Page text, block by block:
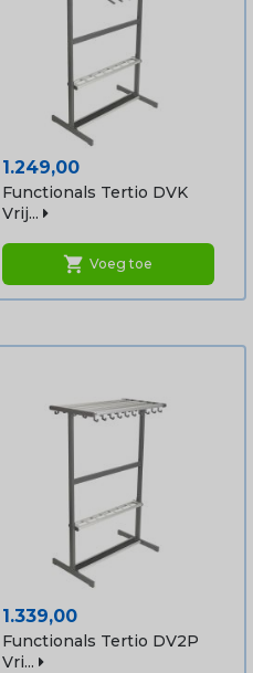
Prijs
1.249,00
Functionals Tertio DVK
Vrij...
shopping_cart Voeg toe
Prijs
1.339,00
Functionals Tertio DV2P
Vri...